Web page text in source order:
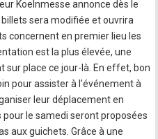
Koelnmesse annonce dès le
sera modifiée et ouvrira
concernent en premier lieu les
est la plus élevée, une
sur place ce jour-là. En effet, bon
pour assister à l'événement à
leur déplacement en
le samedi seront proposées
aux guichets. Grâce à une